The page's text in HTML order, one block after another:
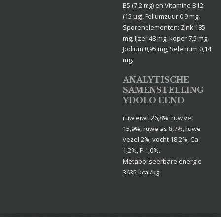
B5 (7,2 mg) en Vitamine B12
(15 µg), Foliumzuur 0,9 mg,
Sporenelementen: Zink 185
mg, IJzer 48 mg, koper 7,5 mg,
Jodium 0,95 mg, Selenium 0,14
mg.
ANALYTISCHE
SAMENSTELLING
YDOLO EEND
ruw eiwit 26,8%, ruw vet
15,9%, ruwe as 8,7%, ruwe
vezel 2%, vocht 18,2%, Ca
1,2%, P 1,0%.
Metaboliseerbare energie
3635 kcal/kg